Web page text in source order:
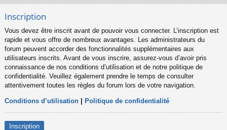
Inscription
Vous devez être inscrit avant de pouvoir vous connecter. L’inscription est
rapide et vous offre de nombreux avantages. Les administrateurs du
forum peuvent accorder des fonctionnalités supplémentaires aux
utilisateurs inscrits. Avant de vous inscrire, assurez-vous d’avoir pris
connaissance de nos conditions d’utilisation et de notre politique de
confidentialité. Veuillez également prendre le temps de consulter
attentivement toutes les règles du forum lors de votre navigation.
Conditions d’utilisation Politique de confidentialité
Inscription